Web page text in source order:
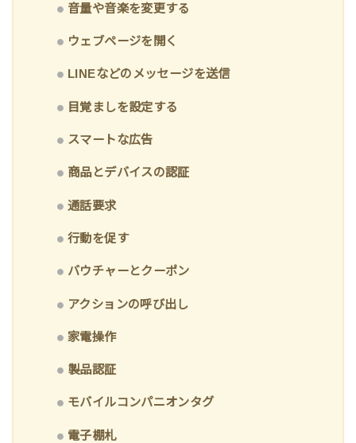
音量や音楽を変更する
ウェブページを開く
LINEなどのメッセージを送信
目覚ましを設定する
スマートな広告
商品とデバイスの認証
通話要求
行動を促す
バウチャーとクーポン
アクションの呼び出し
家電操作
製品認証
モバイルコンパニオンタグ
電子棚札